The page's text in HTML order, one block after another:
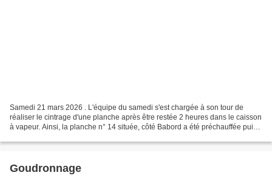
Samedi 21 mars 2026 . L'équipe du samedi s'est chargée à son tour de
réaliser le cintrage d'une planche après être restée 2 heures dans le caisson
à vapeur. Ainsi, la planche n° 14 située, côté Babord a été préchauffée puis
Goudronnage